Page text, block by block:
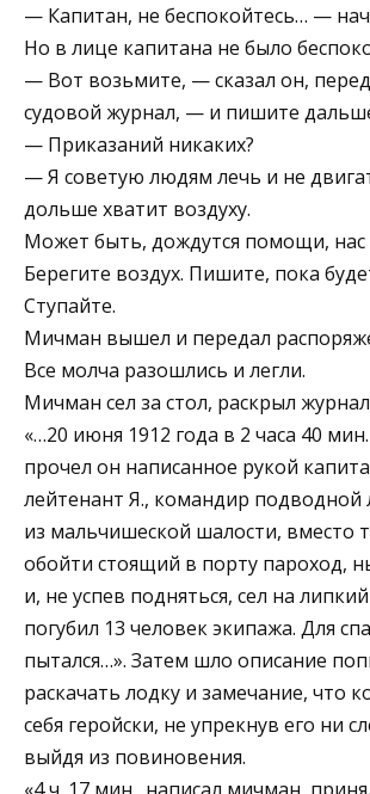
— Капитан, не беспокойтесь… —
Но в лице капитана не было
— Вот возьмите, — сказал он,
судовой журнал, — и пишите
— Приказаний никаких?
— Я советую людям лечь и не
дольше хватит воздуху.
Может быть, дождутся помощи, нас
Берегите воздух. Пишите, пока
Ступайте.
Мичман вышел и передал
Все молча разошлись и легли.
Мичман сел за стол, раскрыл
«…20 июня 1912 года в 2 часа 40
прочел он написанное рукой
лейтенант Я., командир подводной
из мальчишеской шалости, вместо
обойти стоящий в порту пароход,
и, не успев подняться, сел на
погубил 13 человек экипажа. Для
пытался…». Затем шло описание
раскачать лодку и замечание, что
себя геройски, не упрекнув его ни
выйдя из повиновения.